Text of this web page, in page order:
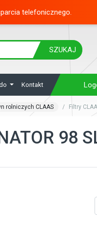
telefonicznego.
SZUKAJ
Kontakt
rolniczych CLAAS Filtry
98